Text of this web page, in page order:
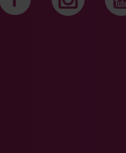
Följ oss
Följ